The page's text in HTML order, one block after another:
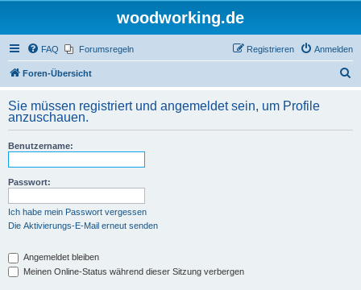
woodworking.de
FAQ Forumsregeln Anmelden
Registrieren
Foren-Übersicht
h
Sie müssen registriert und angemeldet sein, um Profile
anzuschauen.
Benutzername:
Passwort:
Ich habe mein Passwort vergessen
Die Aktivierungs-E-Mail erneut senden
Angemeldet bleiben
Meinen Online-Status während dieser Sitzung verbergen